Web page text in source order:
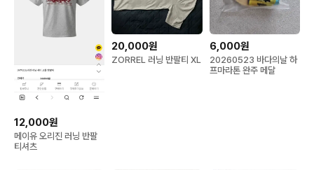
12,000원
메이유 오리진 러닝 반팔
티셔츠
20,000원
ZORREL 러닝 반팔티 XL
6,000원
20260523 바다의날 하
프마라톤 완주 메달